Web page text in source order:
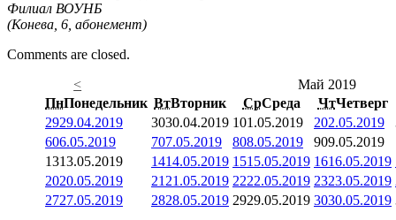
Филиал ВОУНБ
(Конева, 6, абонемент)
Comments are closed.
<
Май 2019
ПнПонедельник ВтВторник СрСреда ЧтЧетверг
2929.04.2019 3030.04.2019 101.05.2019 202.05.2019
606.05.2019 707.05.2019 808.05.2019 909.05.2019
1313.05.2019 1414.05.2019 1515.05.2019 1616.05.2019
2020.05.2019 21 21.05.2019 2222.05.2019 2323.05.2019
2727.05.2019 2828.05.2019 2929.05.2019 3030.05.2019